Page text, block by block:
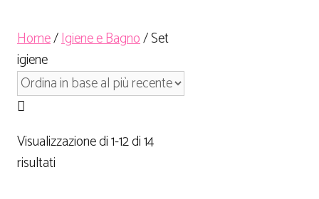
Home/Igiene e Bagno/ Set
igiene
Visualizzazione di 1-12 di 14
risultati